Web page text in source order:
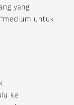
yang
untuk
ke